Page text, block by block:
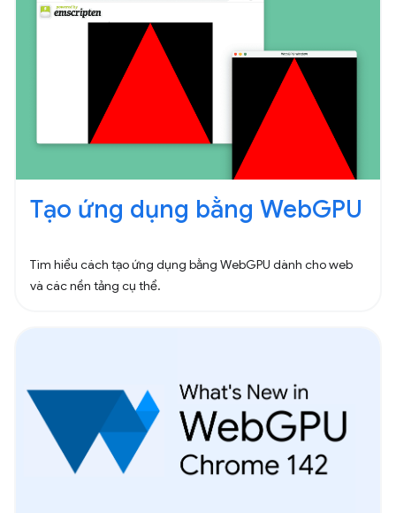
Tạo ứng dụng bằng WebGPU
Tìm hiểu cách tạo ứng dụng bằng WebGPU dành cho web
và các nền tảng cụ thể.